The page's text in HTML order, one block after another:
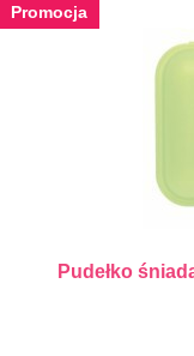
Promocja
Pudełko